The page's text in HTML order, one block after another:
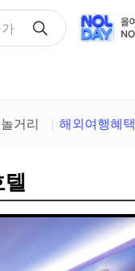
거리 해외여행혜택